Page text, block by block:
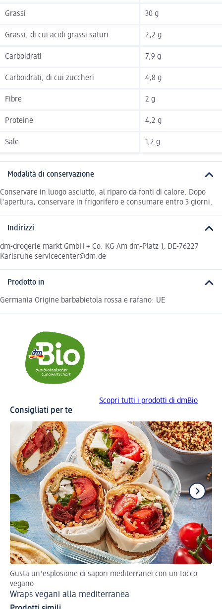
Grassi 30 g
Grassi, di cui acidi grassi saturi 2,2 g
Carboidrati 7,9 g
Carboidrati, di cui zuccheri 4,8 g
Fibre 2 g
Proteine 4,2 g
Sale 1,2 g
Modalità di conservazione
Conservare in luogo asciutto, al riparo da fonti di calore. Dopo
l'apertura, conservare in frigorifero e consumare entro 3 giorni.
Indirizzi
dm-drogerie markt GmbH + Co. KG Am dm-Platz 1, DE-76227
Karlsruhe servicecenter@dm.de
Prodotto in
Germania Origine barbabietola rossa e rafano: UE
Scopri tutti i prodotti di dmBio
Consigliati per te
Gusta un'esplosione di sapori mediterranei con un tocco
vegano
Wraps vegani alla mediterranea